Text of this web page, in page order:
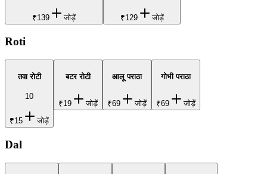
₹139 जोड़ें ₹129 जोड़ें
Roti
तवा रोटी
10
₹15 जोड़ें
बटर रोटी
₹19 जोड़ें
आलू पराठा
₹69 जोड़ें
गोभी पराठा
₹69 जोड़ें
Dal